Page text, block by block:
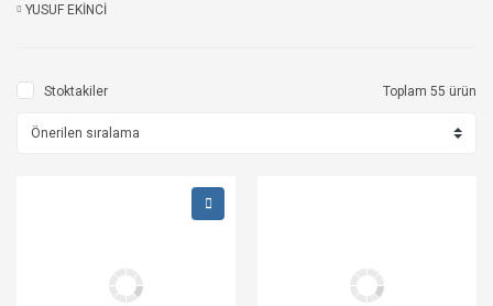
YUSUF EKİNCİ
Stoktakiler Toplam 55 ürün